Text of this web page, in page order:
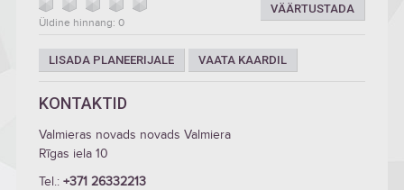
VÄÄRTUSTADA
Üldine hinnang: 0
LISADA PLANEERIJALE VAATA KAARDIL
KONTAKTID
Valmieras novads novads Valmiera
Rīgas iela 10
Tel.: +371 26332213